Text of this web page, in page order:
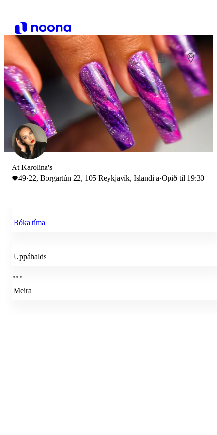
At Karolina's
49·22, Borgartún 22, 105 Reykjavík, Islandija·Opið til 19:30
Bóka tíma
Uppáhalds
Meira